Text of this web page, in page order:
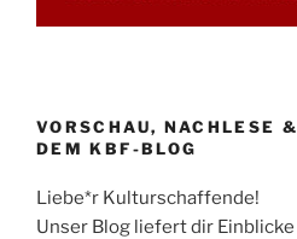
VORSCHAU, NACHLESE
DEM KBF-BLOG
Liebe*r Kulturschaffende!
Unser Blog liefert dir